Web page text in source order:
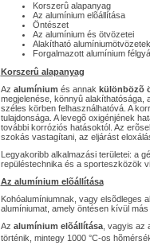
Korszerû alapanyag
Az alumínium elõállítása
Öntészet
Az alumínium és ötvözetei
Alakítható alumíniumötvözetek
Forgalmazott alumínium
Korszerû alapanyag
Az alumínium és annak különbözõ
megjelenése, könnyû alakíthatósága,
széles körben felhasználhatóvá. A
tulajdonsága. A levegõ oxigénjének
további korróziós hatásoktól. Az
szokás vastagítani, az eljárást
Legyakoribb alkalmazási területei: a
repüléstechnika és a sporteszközök
Az alumínium elõállítása
Kohóalumíniumnak, vagy elsõdleges
alumíniumat, amely öntésen kívül más
Az alumínium elõállítása, vagyis az
történik, mintegy 1000 °C-os